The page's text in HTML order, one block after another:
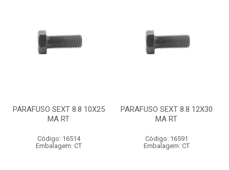
PARAFUSO SEXT 8.8 10X25
MA RT
Código: 16514
Embalagem: CT
PARAFUSO SEXT 8.8 12X30
MA RT
Código: 16591
Embalagem: CT